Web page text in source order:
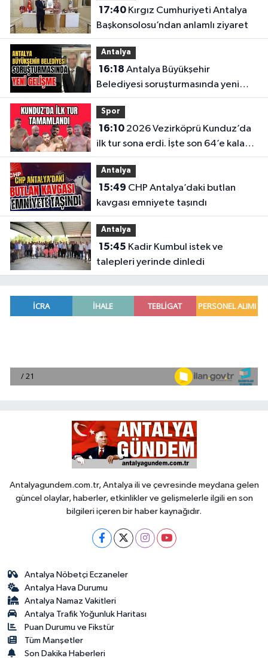
17:40Kırgız Cumhuriyeti Antalya
Başkonsolosu’ndan anlamlı ziyaret
Antalya
16:18
Belediyesi soruşturmasında yeni
gelişme
Spor
16:102026 Vezirköprü Kunduz’da
ilk tur sona erdi. İşte son 64’e kalan
başpehlivanlar
Antalya
15:49
kavgası emniyete taşındı
Antalya
15:45
talepleri yerinde dinledi
Antalyagundem.com.tr, Antalya ili ve çevresinde meydana gelen
güncel olaylar, haberler, etkinlikler ve gelişmelerle ilgili en son
bilgileri içeren bir haber kaynağıdır.
Antalya Nöbetçi Eczaneler
Antalya Hava Durumu
Antalya Namaz Vakitleri
Antalya Trafik Yoğunluk Haritası
Puan Durumu ve Fikstür
Tüm Manşetler
Son Dakika Haberleri